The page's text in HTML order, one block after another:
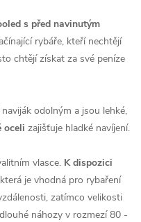
s před navinutým
rybáře, kteří nechtějí
chtějí získat za své peníze
odolným a jsou lehké,
oceli zajišťuje hladké navíjení.
vlasce. K dispozici
je vhodná pro rybaření
zatímco velikosti
náhozy v rozmezí 80 -